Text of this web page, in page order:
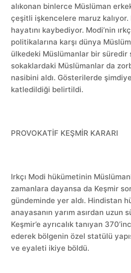
alıkonan binlerce Müslüman
çeşitli işkencelere maruz kalıyor.
hayatını kaybediyor. Modi’nin
politikalarına karşı dünya
ülkedeki Müslümanlar bir süredir
sokaklardaki Müslümanlar da
nasibini aldı. Gösterilerde
katledildiği belirtildi.
PROVOKATİF KEŞMİR KARARI
Irkçı Modi hükümetinin
zamanlara dayansa da Keşmir
gündeminde yer aldı. Hindistan
anayasanın yarım asırdan uzun
Keşmir’e ayrıcalık tanıyan
ederek bölgenin özel statülü
ve eyaleti ikiye böldü.